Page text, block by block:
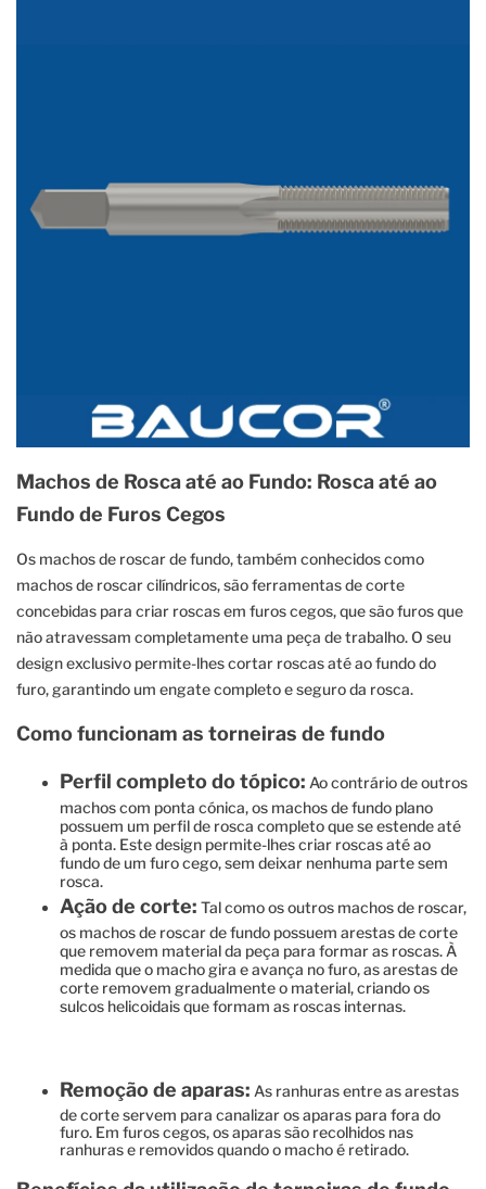
Machos de Rosca até ao Fundo: Rosca até ao
Fundo de Furos Cegos
Os machos de roscar de fundo, também conhecidos como
machos de roscar cilíndricos, são ferramentas de corte
concebidas para criar roscas em furos cegos, que são furos que
não atravessam completamente uma peça de trabalho. O seu
design exclusivo permite-lhes cortar roscas até ao fundo do
furo, garantindo um engate completo e seguro da rosca.
Como funcionam as torneiras de fundo
Perfil completo do tópico: Ao contrário de outros
machos com ponta cónica, os machos de fundo plano
possuem um perfil de rosca completo que se estende até
à ponta. Este design permite-lhes criar roscas até ao
fundo de um furo cego, sem deixar nenhuma parte sem
rosca.
Ação de corte: Tal como os outros machos de roscar,
os machos de roscar de fundo possuem arestas de corte
que removem material da peça para formar as roscas. À
medida que o macho gira e avança no furo, as arestas de
corte removem gradualmente o material, criando os
sulcos helicoidais que formam as roscas internas.
Remoção de aparas: As ranhuras entre as arestas
de corte servem para canalizar os aparas para fora do
furo. Em furos cegos, os aparas são recolhidos nas
ranhuras e removidos quando o macho é retirado.